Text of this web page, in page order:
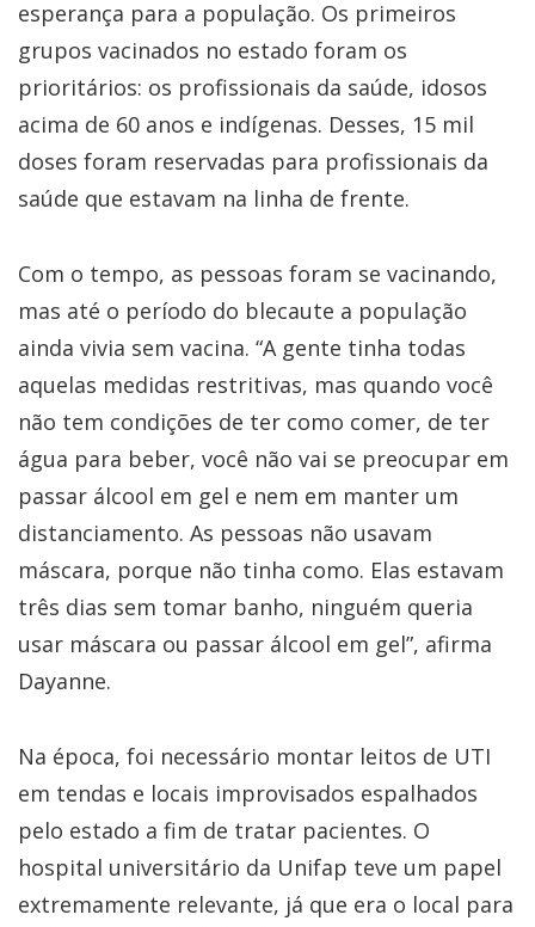
esperança para a população. Os primeiros
grupos vacinados no estado foram os
prioritários: os profissionais da saúde, idosos
acima de 60 anos e indígenas. Desses, 15 mil
doses foram reservadas para profissionais da
saúde que estavam na linha de frente.
Com o tempo, as pessoas foram se vacinando,
mas até o período do blecaute a população
ainda vivia sem vacina. “A gente tinha todas
aquelas medidas restritivas, mas quando você
não tem condições de ter como comer, de ter
água para beber, você não vai se preocupar em
passar álcool em gel e nem em manter um
distanciamento. As pessoas não usavam
máscara, porque não tinha como. Elas estavam
três dias sem tomar banho, ninguém queria
usar máscara ou passar álcool em gel”, afirma
Dayanne.
​Na época, foi necessário montar leitos de UTI
em tendas e locais improvisados espalhados
pelo estado a fim de tratar pacientes. O
hospital universitário da Unifap teve um papel
extremamente relevante, já que era o local para